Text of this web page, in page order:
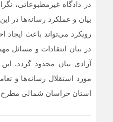
در دادگاه غیرمطبوعاتی،
بیان و عملکرد رسانه‌ها در
رویکرد می‌تواند باعث ایجاد
در بیان انتقادات و مسائل
آزادی بیان محدود گردد.
مورد استقلال رسانه‌ها و
استان خراسان شمالی